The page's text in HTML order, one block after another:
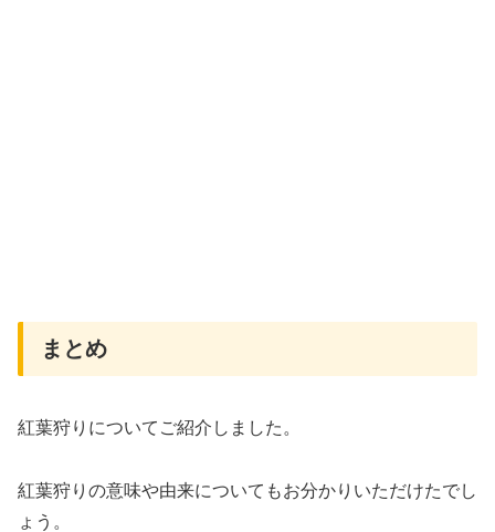
まとめ
紅葉狩りについてご紹介しました。
紅葉狩りの意味や由来についてもお分かりいただけたでし
ょう。